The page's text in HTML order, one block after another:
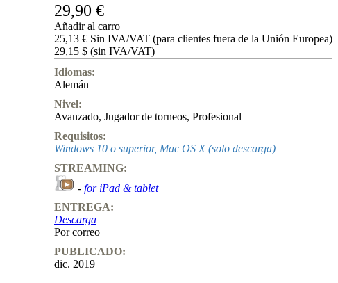
29,90 €
Añadir al carro
25,13 € Sin IVA/VAT (para clientes fuera de la Unión Europea)
29,15 $ (sin IVA/VAT)
Idiomas:
Alemán
Nivel:
Avanzado, Jugador de torneos, Profesional
Requisitos:
Windows 10 o superior, Mac OS X (solo descarga)
STREAMING:
- for iPad & tablet
ENTREGA:
Descarga
Por correo
PUBLICADO:
dic. 2019